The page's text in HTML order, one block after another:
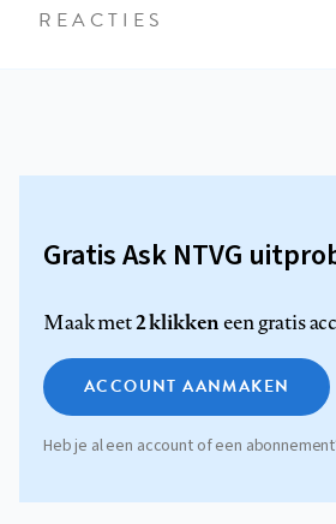
REACTIES
Gratis Ask NTVG
Maak met2 klikkeneen gratis
ACCOUNT AANMAKEN
Heb je al een account of een